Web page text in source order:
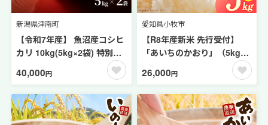
新潟県津南町
【令和7年産】 魚沼産コシヒ
カリ 10kg(5kg×2袋) 特別栽
県産コシヒカリ 魚沼産こし
ひかり 米 お米 こしひかり 白
米 精米 新潟県 津南町 越後雪
椿産業株式会社
40,000円
愛知県小牧市
【R8年産新米 先行受付】
「あいちのかおり」（5kg）
＜農家直送＞［208K05］
26,000円